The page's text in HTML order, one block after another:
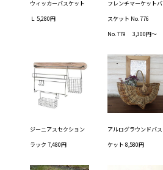
ウィッカーバスケット
Ｌ 5,280円
フレンチマーケットバ
スケット No.776
No.779 3,300円〜
ジーニアスセクション
ラック 7,480円
アルログラウンドバス
ケット 8,580円